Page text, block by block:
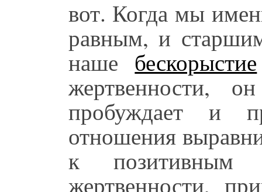
вот. Когда мы
равным, и
наше бескорыстие
жертвенности,
пробуждает и
отношения
к позитивным
жертвенности,